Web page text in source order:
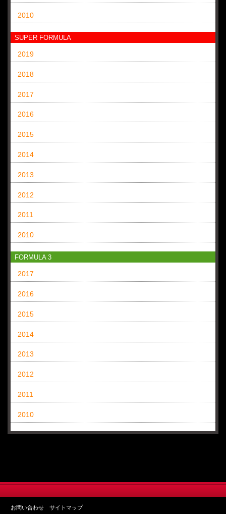
2010
SUPER FORMULA
2019
2018
2017
2016
2015
2014
2013
2012
2011
2010
FORMULA 3
2017
2016
2015
2014
2013
2012
2011
2010
お問い合わせ サイトマップ